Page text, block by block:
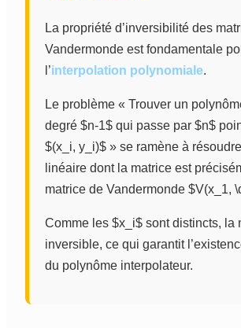
La propriété d’inversibilité des
Vandermonde est fondamentale
l’interpolation polynomiale.
Le problème « Trouver un
degré $n-1$ qui passe par $n$
$(x_i, y_i)$ » se ramène à
linéaire dont la matrice est
matrice de Vandermonde $V(x_1,
Comme les $x_i$ sont distincts, la
inversible, ce qui garantit
du polynôme interpolateur.